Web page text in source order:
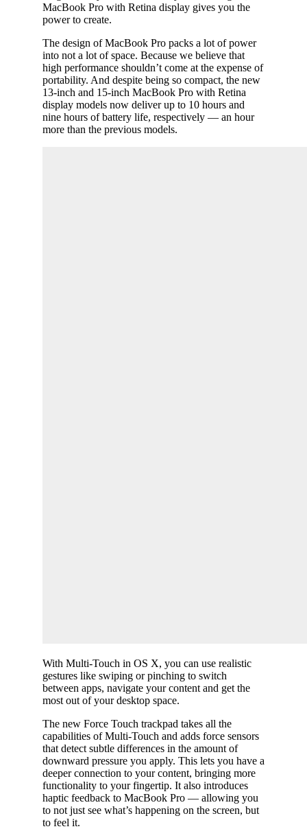
MacBook Pro with Retina display gives you the
power to create.
The design of MacBook Pro packs a lot of power
into not a lot of space. Because we believe that
high performance shouldn’t come at the expense of
portability. And despite being so compact, the new
13-inch and 15-inch MacBook Pro with Retina
display models now deliver up to 10 hours and
nine hours of battery life, respectively — an hour
more than the previous models.
With Multi-Touch in OS X, you can use realistic
gestures like swiping or pinching to switch
between apps, navigate your content and get the
most out of your desktop space.
The new Force Touch trackpad takes all the
capabilities of Multi-Touch and adds force sensors
that detect subtle differences in the amount of
downward pressure you apply. This lets you have a
deeper connection to your content, bringing more
functionality to your fingertip. It also introduces
haptic feedback to MacBook Pro — allowing you
to not just see what’s happening on the screen, but
to feel it.